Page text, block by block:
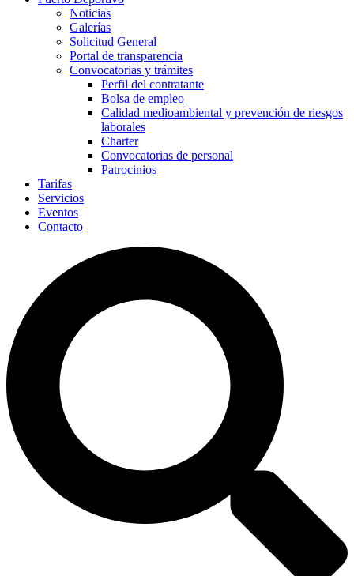
Noticias
Galerías
Solicitud General
Portal de transparencia
Convocatorias y trámites
Perfil del contratante
Bolsa de empleo
Calidad medioambiental y prevención de riesgos
laborales
Charter
Convocatorias de personal
Patrocinios
Tarifas
Servicios
Eventos
Contacto